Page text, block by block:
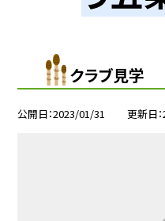
クラブ見学
公開日 2023/01/31 更新日